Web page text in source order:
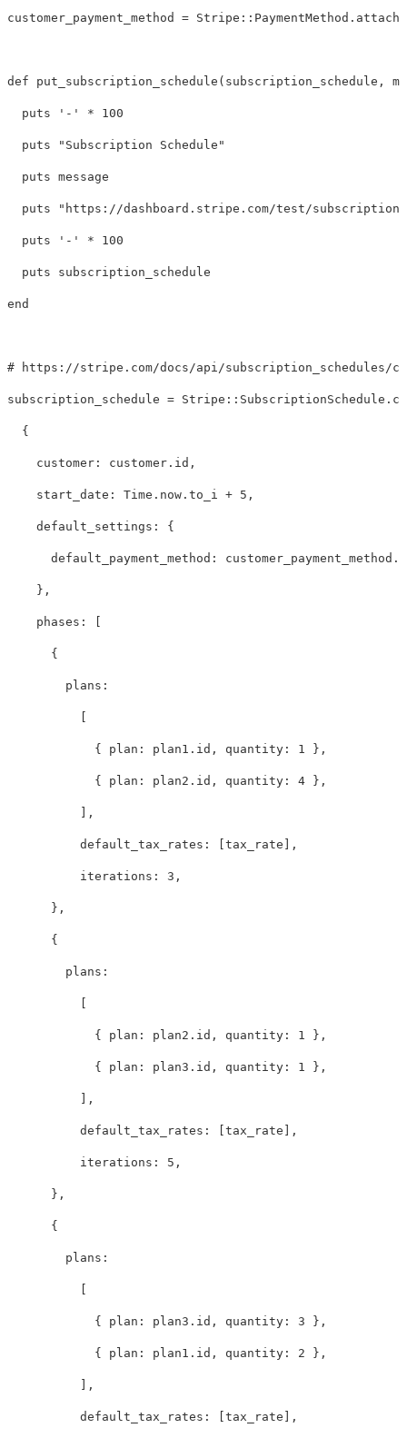
customer_payment_method = Stripe :: PaymentMethod . attach
def put_subscription_schedule ( subscription_schedule ,
puts '-' * 100
puts "Subscription Schedule"
puts message
puts "https://dashboard.stripe.com/test/
puts '-' * 100
puts subscription_schedule
end
# https://stripe.com/docs/api/subscription_schedules/
subscription_schedule = Stripe :: SubscriptionSchedule .
{
customer: customer . id ,
start_date: Time . now . to_i + 5 ,
default_settings: {
default_payment_method: customer_payment_method .
},
phases:
{
plans:
{ plan: plan1 . id , quantity: 1 },
{ plan: plan2 . id , quantity: 4 },
],
default_tax_rates: tax_rate ],
iterations: 3 ,
},
{
plans:
{ plan: plan2 . id , quantity: 1 },
{ plan: plan3 . id , quantity: 1 },
],
default_tax_rates: tax_rate ],
iterations: 5 ,
},
{
plans:
{ plan: plan3 . id , quantity: 3 },
{ plan: plan1 . id , quantity: 2 },
],
default_tax_rates: tax_rate ],